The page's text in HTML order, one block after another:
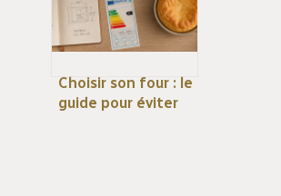
Choisir son four : le
guide pour éviter